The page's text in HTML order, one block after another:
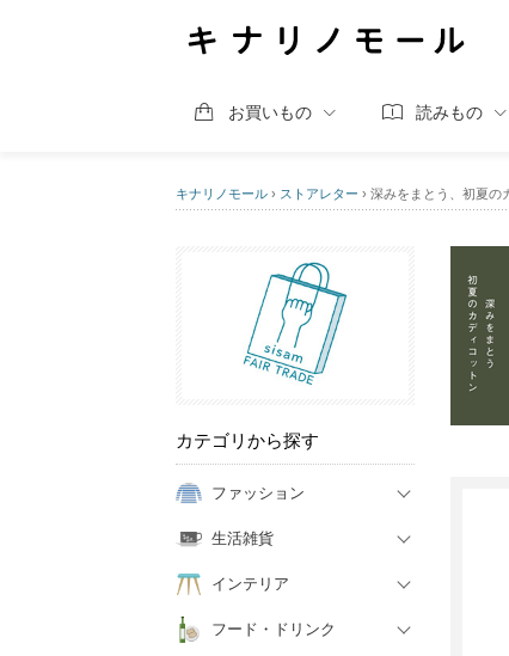
お買いもの 読みもの
キナリノモール › ストアレター › 深みをまとう、初夏の
カテゴリから探す
ファッション
生活雑貨
インテリア
フード・ドリンク